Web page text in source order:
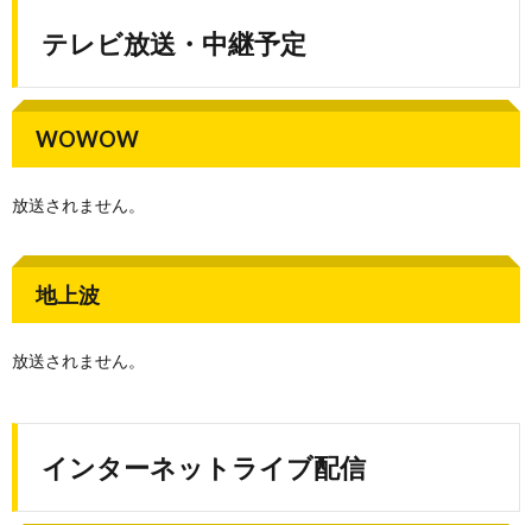
テレビ放送・中継予定
WOWOW
放送されません。
地上波
放送されません。
インターネットライブ配信